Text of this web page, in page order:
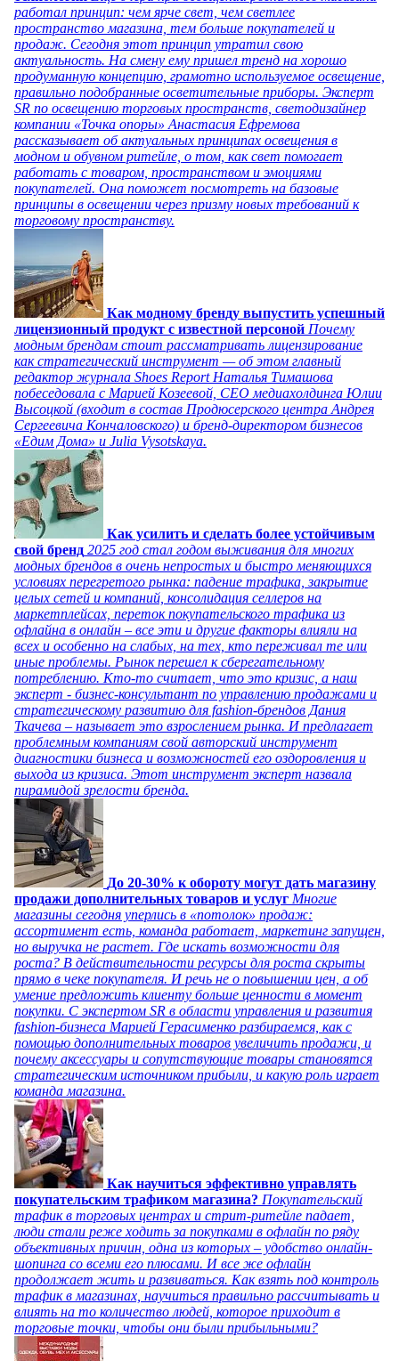
работал принцип: чем ярче свет, чем светлее
пространство магазина, тем больше покупателей и
продаж. Сегодня этот принцип утратил свою
актуальность. На смену ему пришел тренд на хорошо
продуманную концепцию, грамотно используемое освещение,
правильно подобранные осветительные приборы. Эксперт
SR по освещению торговых пространств, светодизайнер
компании «Точка опоры» Анастасия Ефремова
рассказывает об актуальных принципах освещения в
модном и обувном ритейле, о том, как свет помогает
работать с товаром, пространством и эмоциями
покупателей. Она поможет посмотреть на базовые
принципы в освещении через призму новых требований к
торговому пространству.
Как модному бренду выпустить успешный
лицензионный продукт с известной персоной Почему
модным брендам стоит рассматривать лицензирование
как стратегический инструмент — об этом главный
редактор журнала Shoes Report Наталья Тимашова
побеседовала с Марией Козеевой, СЕО медиахолдинга Юлии
Высоцкой (входит в состав Продюсерского центра Андрея
Сергеевича Кончаловского) и бренд-директором бизнесов
«Едим Дома» и Julia Vysotskaya.
Как усилить и сделать более устойчивым
свой бренд 2025 год стал годом выживания для многих
модных брендов в очень непростых и быстро меняющихся
условиях перегретого рынка: падение трафика, закрытие
целых сетей и компаний, консолидация селлеров на
маркетплейсах, переток покупательского трафика из
офлайна в онлайн – все эти и другие факторы влияли на
всех и особенно на слабых, на тех, кто переживал те или
иные проблемы. Рынок перешел к сберегательному
потреблению. Кто-то считает, что это кризис, а наш
эксперт - бизнес-консультант по управлению продажами и
стратегическому развитию для fashion-брендов Дания
Ткачева – называет это взрослением рынка. И предлагает
проблемным компаниям свой авторский инструмент
диагностики бизнеса и возможностей его оздоровления и
выхода из кризиса. Этот инструмент эксперт назвала
пирамидой зрелости бренда.
До 20-30% к обороту могут дать магазину
продажи дополнительных товаров и услуг Многие
магазины сегодня уперлись в «потолок» продаж:
ассортимент есть, команда работает, маркетинг запущен,
но выручка не растет. Где искать возможности для
роста? В действительности ресурсы для роста скрыты
прямо в чеке покупателя. И речь не о повышении цен, а об
умение предложить клиенту больше ценности в момент
покупки. С экспертом SR в области управления и развития
fashion-бизнеса Марией Герасименко разбираемся, как с
помощью дополнительных товаров увеличить продажи, и
почему аксессуары и сопутствующие товары становятся
стратегическим источником прибыли, и какую роль играет
команда магазина.
Как научиться эффективно управлять
покупательским трафиком магазина? Покупательский
трафик в торговых центрах и стрит-ритейле падает,
люди стали реже ходить за покупками в офлайн по ряду
объективных причин, одна из которых – удобство онлайн-
шопинга со всеми его плюсами. И все же офлайн
продолжает жить и развиваться. Как взять под контроль
трафик в магазинах, научиться правильно рассчитывать и
влиять на то количество людей, которое приходит в
торговые точки, чтобы они были прибыльными?